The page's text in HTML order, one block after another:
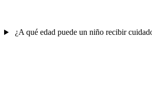
¿A qué edad puede un niño recibir